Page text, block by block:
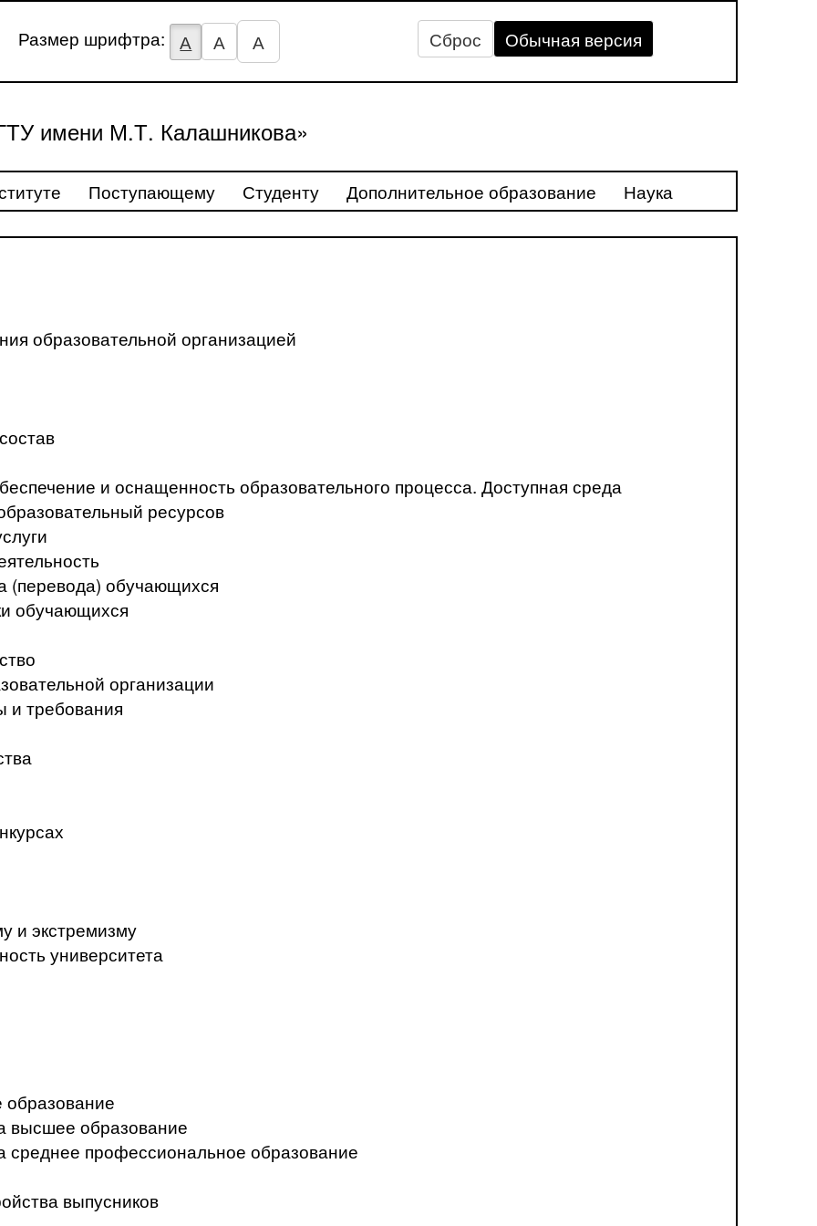
Размер шрифтра: А А А Сброс Обычная версия
имени М.Т. Калашникова»
Поступающему Студенту Дополнительное образование Наука
образовательной организацией
и оснащенность образовательного процесса. Доступная среда
ресурсов
(перевода) обучающихся
обучающихся
организации
и требования
и экстремизму
университета
высшее образование
среднее профессиональное образование
выпусников